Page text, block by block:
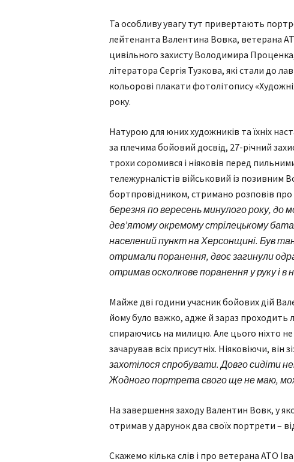
Та особливу увагу тут привертають
лейтенанта Валентина Вовка, ветерана
цивільного захисту Володимира
літератора Сергія Тузкова, які стали до
кольорові плакати фотолітопису
року.
Натурою для юних художників та їхніх
за плечима бойовий досвід, 27-річний
трохи соромився і ніяковів перед
тележурналістів військовий із позивним
бортпровідником, стримано розповів про
березня по вересень минулого року,
дев’ятому окремому стрілецькому
населений пункт на Херсонщині. Був
отримали поранення, двоє загинули
отримав осколкове поранення у руку і в
Майже дві години учасник бойових дій
йому було важко, адже й зараз проходить
спираючись на милицю. Але цього ніхто
зачарував всіх присутніх. Ніяковіючи, він
захотілося спробувати. Довго сидіти
Жодного портрета свого ще не маю,
На завершення заходу Валентин Вовк, у
отримав у дарунок два своїх портрети –
Скажемо кілька слів і про ветерана АТО